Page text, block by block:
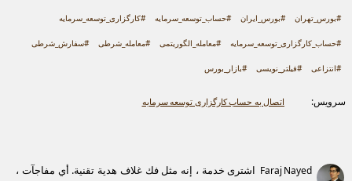
#بورس_تهران #بورس_ایران #حساب_توسعه_سرمایه #کارگزاری_توسعه_سرمایه
#حساب_کارگزاری_توسعه_سرمایه #معامله_الگوریتمی #معامله_شرطی #سفارش_شرطی
#انتزاعی #فیلتر_نویسی #بازار_بورس
سرویس: اتصال به حساب کارگزاری توسعه سرمایه
Faraj Nayed اشترى خدمة ، إنه مثل فك غلاف هدية تقنية. أي مفاجآت ،